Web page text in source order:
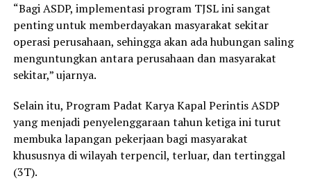
“Bagi ASDP, implementasi program TJSL ini sangat
penting untuk memberdayakan masyarakat sekitar
operasi perusahaan, sehingga akan ada hubungan saling
menguntungkan antara perusahaan dan masyarakat
sekitar,” ujarnya.
Selain itu, Program Padat Karya Kapal Perintis ASDP
yang menjadi penyelenggaraan tahun ketiga ini turut
membuka lapangan pekerjaan bagi masyarakat
khususnya di wilayah terpencil, terluar, dan tertinggal
(3T).